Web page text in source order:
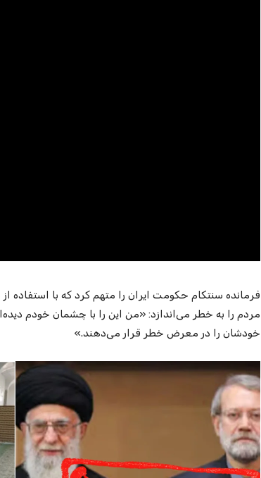
فرمانده سنتکام حکومت ایران را متهم کرد که با
مردم را به خطر می‌اندازد: «من این را با چشمان خودم
خودشان را در معرض خطر قرار می‌دهند.»